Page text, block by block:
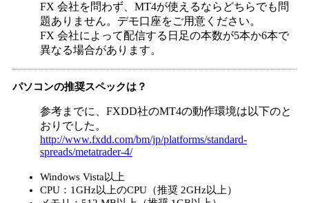
FX 会社を問わず、MT4が使えるならどちらでも問
題ありません。デモ口座をご用意ください。
FX 会社によって配信する日足の本数が5本か6本で
異なる場合があります。
パソコンの推奨スペックは？
参考までに、FXDD社のMT4の動作環境は以下のと
おりでした。
http://www.fxdd.com/bm/jp/platforms/standard-
spreads/metatrader-4/
Windows Vista以上
CPU：1GHz以上のCPU（推奨 2GHz以上）